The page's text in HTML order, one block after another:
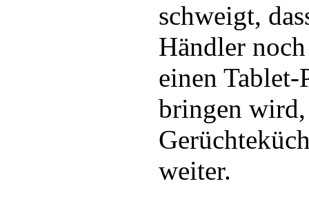
schweigt,
Händler
einen
bringen
weiter.